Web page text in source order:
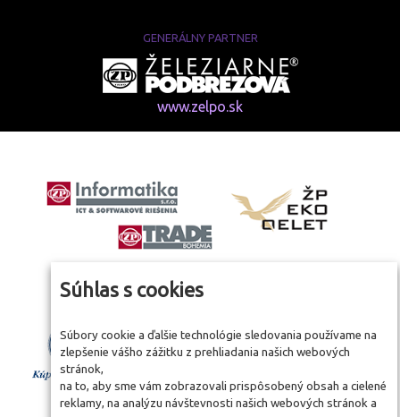
GENERÁLNY PARTNER
www.zelpo.sk
Súhlas s cookies
Súbory cookie a ďalšie technológie sledovania používame na
zlepšenie vášho zážitku z prehliadania našich webových
stránok,
na to, aby sme vám zobrazovali prispôsobený obsah a cielené
reklamy, na analýzu návštevnosti našich webových stránok a